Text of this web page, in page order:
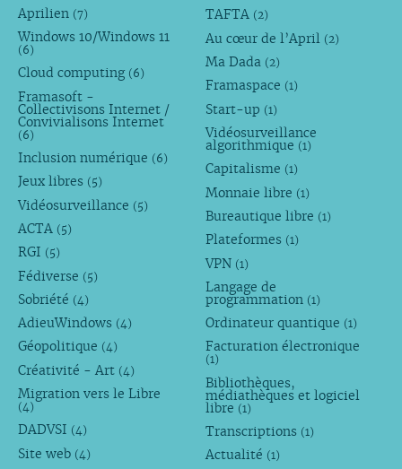
Aprilien (7)
Windows 10/Windows 11
(6)
Cloud computing (6)
Framasoft -
Collectivisons Internet /
Convivialisons Internet
(6)
Inclusion numérique (6)
Jeux libres (5)
Vidéosurveillance (5)
ACTA (5)
RGI (5)
Fédiverse (5)
Sobriété (4)
AdieuWindows (4)
Géopolitique (4)
Créativité - Art (4)
Migration vers le Libre
(4)
DADVSI (4)
Site web (4)
TAFTA (2)
Au cœur de l’April (2)
Ma Dada (2)
Framaspace (1)
Start-up (1)
Vidéosurveillance
algorithmique (1)
Capitalisme (1)
Monnaie libre (1)
Bureautique libre (1)
Plateformes (1)
VPN (1)
Langage de
programmation (1)
Ordinateur quantique (1)
Facturation électronique
(1)
Bibliothèques,
médiathèques et logiciel
libre (1)
Transcriptions (1)
Actualité (1)